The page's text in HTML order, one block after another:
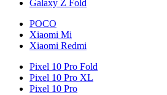
Galaxy Z Fold
POCO
Xiaomi Mi
Xiaomi Redmi
Pixel 10 Pro Fold
Pixel 10 Pro XL
Pixel 10 Pro